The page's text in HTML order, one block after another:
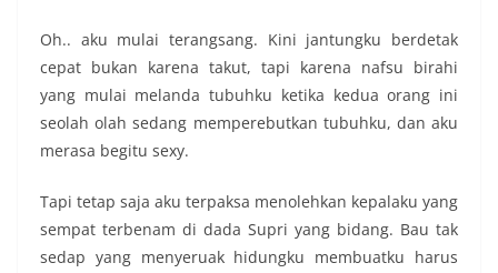
Oh.. aku mulai terangsang. Kini jantungku berdetak
cepat bukan karena takut, tapi karena nafsu birahi
yang mulai melanda tubuhku ketika kedua orang ini
seolah olah sedang memperebutkan tubuhku, dan aku
merasa begitu sexy.
Tapi tetap saja aku terpaksa menolehkan kepalaku yang
sempat terbenam di dada Supri yang bidang. Bau tak
sedap yang menyeruak hidungku membuatku harus